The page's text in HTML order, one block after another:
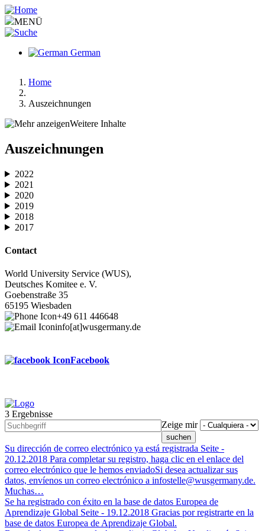
Pasar
al
contenido
MENÜ
German
Ruta
navegación
Home
Auszeichnungen
menu
v2
Weitere Inhalte
Hauptnavigation-
Auszeichnungen
2022
2021
2020
2019
2018
2017
Contact
World University Service (WUS),
Deutsches Komitee e. V.
Goebenstraße 35
65195 Wiesbaden
+49 611 446648
info[at]wusgermany.de
Facebook
Footer
menu
3 Ergebnisse
Zeige mir
Su dirección de correo electrónico ya está registrada Seite -
20.12.2018 Para completar su registro, haga clic en el enlace del
correo electrónico que le hemos enviadoSi desea actualizar sus
datos, envíenos un correo electrónico a infostelle@wusgermany.de.
Muchas…
Se ha registrado con éxito en la base de datos Europea de
Aprendizaje Global Seite - 19.12.2018 Gracias por registrarte en la
base de datos Europea de Aprendizaje Global.